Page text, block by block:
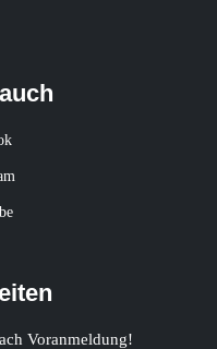
Voranmeldung!